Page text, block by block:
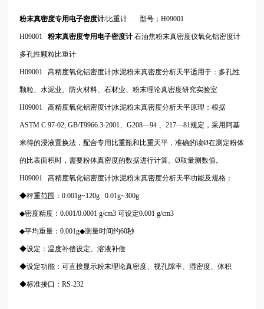
粉末真密度专用电子密度计/比重计 型号；H09001
H09001粉末真密度专用电子密度计 石油焦粉末真密度仪氧化铝密度计
多孔性颗粒比重计
H09001 高精度氧化铝密度计|水泥粉末真密度分析天平适用于：多孔性
颗粒、水泥业、防火材料、石材业、粉末理论真密度研究实验室
H09001 高精度氧化铝密度计|水泥粉末真密度分析天平原理：根据
ASTM C 97-02, GB/T9966.3-2001、G208—94 、217—81规定，采用阿基
米得的浸液置换法，配合专用比重瓶和比重天平，准确的读Ø在测定粉体
的比表面积时，需要粉体真密度的数据进行计算。Ø取量测数值。
H09001 高精度氧化铝密度计|水泥粉末真密度分析天平功能及规格：
◆秤重范围：0.001g~120g 0.01g~300g
◆密度精度：0.001/0.0001 g/cm3 可设定0.001 g/cm3
◆平均重量：0.001g◆测量时间约60秒
◆设定：温度补偿设定、溶液补偿
◆设定功能：可直接显示粉末理论真密度、视孔隙率、湿密度、体积
◆标准接口：RS-232